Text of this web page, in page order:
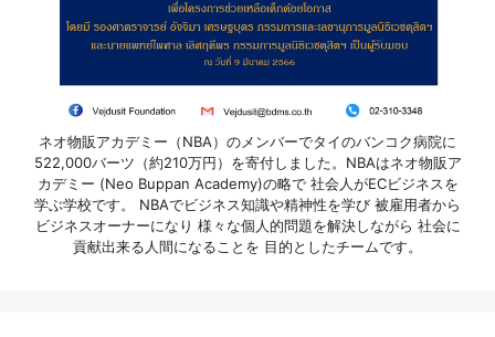
ネオ物販アカデミー（NBA）のメンバーでタイのバンコク病院に
522,000バーツ（約210万円）を寄付しました。NBAはネオ物販ア
カデミー (Neo Buppan Academy)の略で 社会人がECビジネスを
学ぶ学校です。 NBAでビジネス知識や精神性を学び 被雇用者から
ビジネスオーナーになり 様々な個人的問題を解決しながら 社会に
貢献出来る人間になることを 目的としたチームです。